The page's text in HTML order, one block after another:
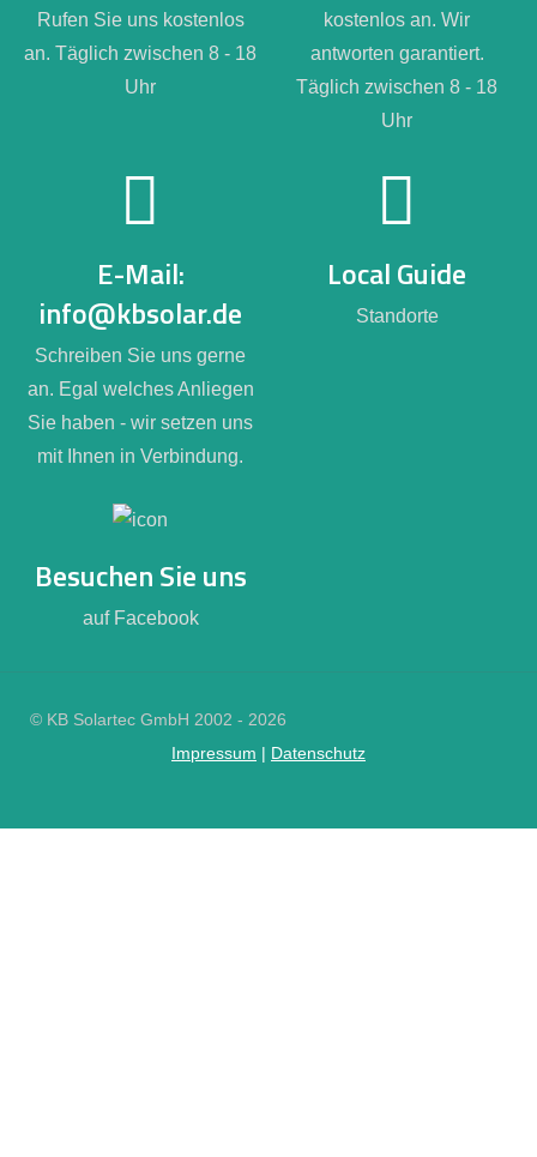
Rufen Sie uns kostenlos
an. Täglich zwischen 8 - 18
Uhr
kostenlos an. Wir
antworten garantiert.
Täglich zwischen 8 - 18
Uhr
E-Mail:
info@kbsolar.de
Schreiben Sie uns gerne
an. Egal welches Anliegen
Sie haben - wir setzen uns
mit Ihnen in Verbindung.
Local Guide
Standorte
Besuchen Sie uns
auf Facebook
© KB Solartec GmbH 2002 - 2026
Impressum | Datenschutz